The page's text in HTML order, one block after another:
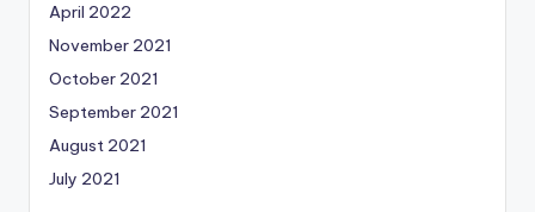
April 2022
November 2021
October 2021
September 2021
August 2021
July 2021